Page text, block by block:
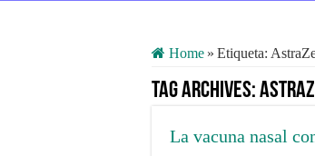
Home » Etiqueta:
Tag Archives:
La vacuna nasal